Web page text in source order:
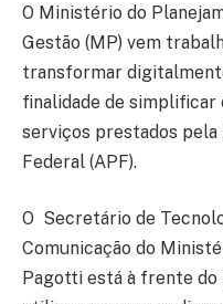
O Ministério do
Gestão (MP) vem
transformar
finalidade de simplificar
serviços prestados
Federal (APF).
O Secretário de
Comunicação do
Pagotti está à frente